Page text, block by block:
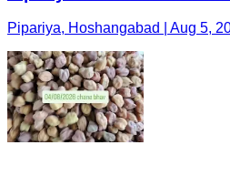
Pipariya, Hoshangabad | Aug 5,